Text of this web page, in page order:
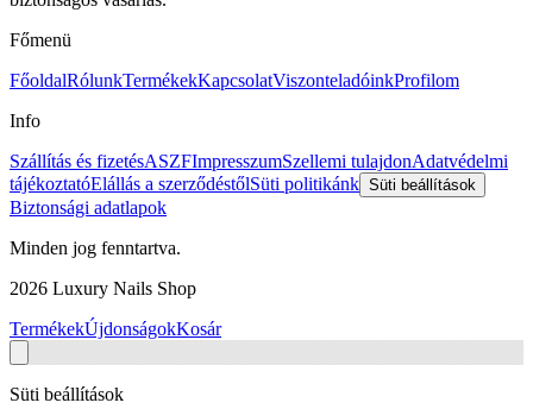
Főmenü
FőoldalRólunkTermékekKapcsolatViszonteladóinkProfilom
Info
Szállítás és fizetésASZFImpresszumSzellemi tulajdonAdatvédelmi
tájékoztatóElállás a szerződéstőlSüti politikánk Süti beállítások
Biztonsági adatlapok
Minden jog fenntartva.
2026 Luxury Nails Shop
TermékekÚjdonságokKosár
Süti beállítások